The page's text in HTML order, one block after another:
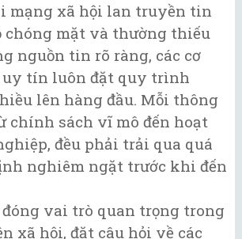
mạng xã hội lan truyền tin
chóng mặt và thường thiếu
nguồn tin rõ ràng, các cơ
uy tín luôn đặt quy trình
lên hàng đầu. Mỗi thông
chính sách vĩ mô đến hoạt
đều phải trải qua quá
nghiêm ngặt trước khi đến
vai trò quan trọng trong
xã hội, đặt câu hỏi về các